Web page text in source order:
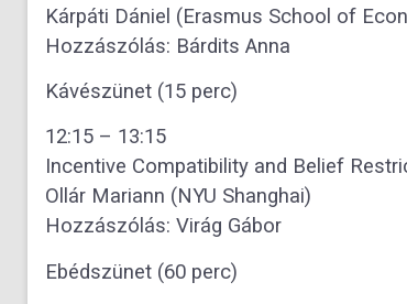
Kárpáti Dániel (Erasmus School of
Hozzászólás: Bárdits Anna
Kávészünet (15 perc)
12:15 – 13:15
Incentive Compatibility and Belief
Ollár Mariann (NYU Shanghai)
Hozzászólás: Virág Gábor
Ebédszünet (60 perc)